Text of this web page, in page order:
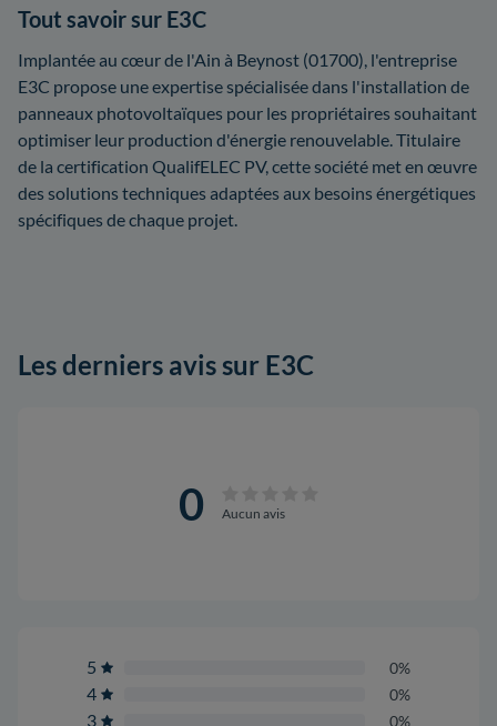
Tout savoir sur E3C
Implantée au cœur de l'Ain à Beynost (01700), l'entreprise
E3C propose une expertise spécialisée dans l'installation de
panneaux photovoltaïques pour les propriétaires souhaitant
optimiser leur production d'énergie renouvelable. Titulaire
de la certification QualifELEC PV, cette société met en œuvre
des solutions techniques adaptées aux besoins énergétiques
spécifiques de chaque projet.
Les derniers avis sur E3C
0 Aucun avis
5 0%
4 0%
3 0%